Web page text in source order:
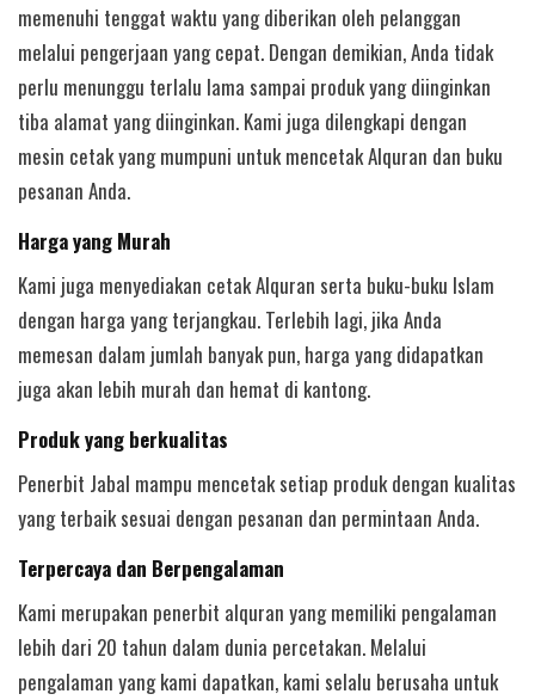
memenuhi tenggat waktu yang diberikan oleh pelanggan
melalui pengerjaan yang cepat. Dengan demikian, Anda tidak
perlu menunggu terlalu lama sampai produk yang diinginkan
tiba alamat yang diinginkan. Kami juga dilengkapi dengan
mesin cetak yang mumpuni untuk mencetak Alquran dan buku
pesanan Anda.
Harga yang Murah
Kami juga menyediakan cetak Alquran serta buku-buku Islam
dengan harga yang terjangkau. Terlebih lagi, jika Anda
memesan dalam jumlah banyak pun, harga yang didapatkan
juga akan lebih murah dan hemat di kantong.
Produk yang berkualitas
Penerbit Jabal mampu mencetak setiap produk dengan kualitas
yang terbaik sesuai dengan pesanan dan permintaan Anda.
Terpercaya dan Berpengalaman
Kami merupakan penerbit alquran yang memiliki pengalaman
lebih dari 20 tahun dalam dunia percetakan. Melalui
pengalaman yang kami dapatkan, kami selalu berusaha untuk